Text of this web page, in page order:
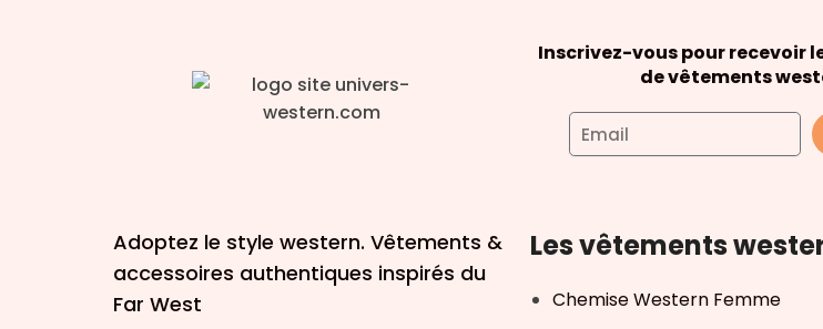
Inscrivez-vous pour recevoir
de vêtements
Adoptez le style western. Vêtements &
accessoires authentiques inspirés du
Far West
Les vêtements
Chemise Western Femme